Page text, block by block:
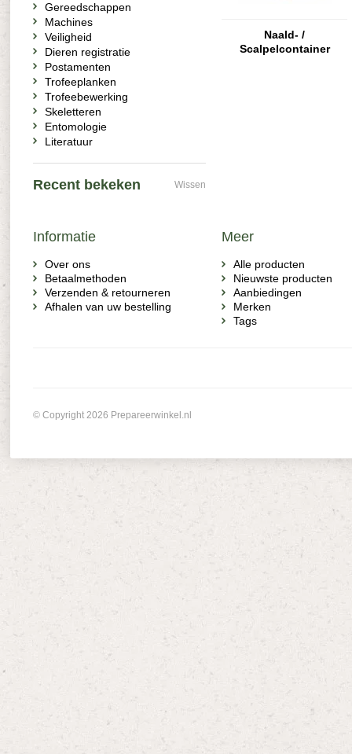
Naald- /
Scalpelcontainer
Gereedschappen
Machines
Veiligheid
Dieren registratie
Postamenten
Trofeeplanken
Trofeebewerking
Skeletteren
Entomologie
Literatuur
Recent bekeken Wissen
Informatie
Over ons
Betaalmethoden
Verzenden & retourneren
Afhalen van uw bestelling
Meer
Alle producten
Nieuwste producten
Aanbiedingen
Merken
Tags
© Copyright 2026 Prepareerwinkel.nl